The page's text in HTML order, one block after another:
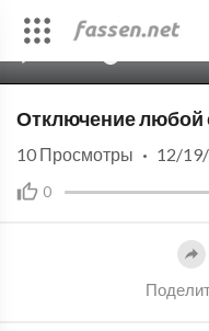
Отключение любой
0
10 Просмотры · 12/